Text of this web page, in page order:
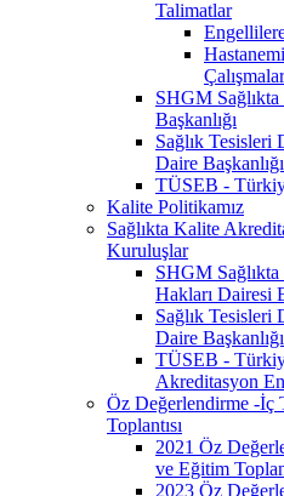
Talimatlar
SHGM
Başkanlığı
Sağlık Tesisleri
Daire Başkanlığı
TÜSEB -
Kalite Politikamız
Sağlıkta Kalite
Kuruluşlar
SHGM
Hakları Dairesi
Sağlık Tesisleri
Daire Başkanlığı
TÜSEB -
Akreditasyon
Öz Değerlendirme -
Toplantısı
2021 Öz
ve Eğitim
2023 Öz